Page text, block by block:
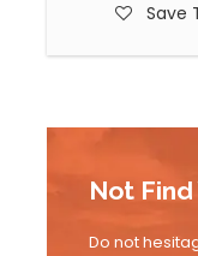
Save
Not
Do not